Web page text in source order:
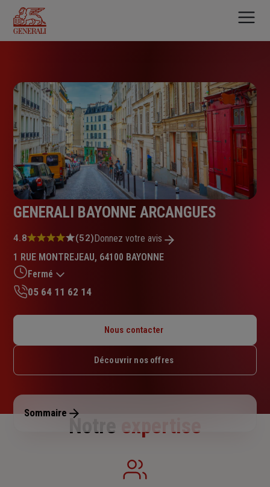
contenu
principal
GENERALI BAYONNE ARCANGUES
Note
4.8
sur
5
étoiles
4.8 (52)Donnez votre avis
1 RUE MONTREJEAU, 64100 BAYONNE
Fermé
Mardi : 08h30 – 17h30
Jeudi : 08h30 – 17h30
Dimanche : Fermé
05 64 11 62 14
Nous contacter
Découvrir nos offres
Sommaire
Notre expertise